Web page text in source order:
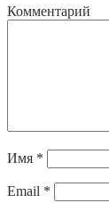
Комментарий
Имя *
Email *